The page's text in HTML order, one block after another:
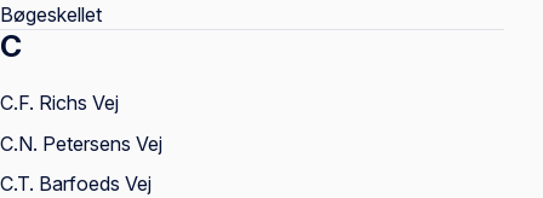
Bøgeskellet
C
C.F. Richs Vej
C.N. Petersens Vej
C.T. Barfoeds Vej